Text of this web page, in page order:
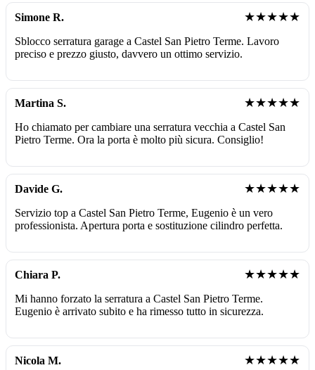
Simone R. ★★★★★
Sblocco serratura garage a Castel San Pietro Terme. Lavoro
preciso e prezzo giusto, davvero un ottimo servizio.
Martina S. ★★★★★
Ho chiamato per cambiare una serratura vecchia a Castel San
Pietro Terme. Ora la porta è molto più sicura. Consiglio!
Davide G. ★★★★★
Servizio top a Castel San Pietro Terme, Eugenio è un vero
professionista. Apertura porta e sostituzione cilindro perfetta.
Chiara P. ★★★★★
Mi hanno forzato la serratura a Castel San Pietro Terme.
Eugenio è arrivato subito e ha rimesso tutto in sicurezza.
Nicola M. ★★★★★